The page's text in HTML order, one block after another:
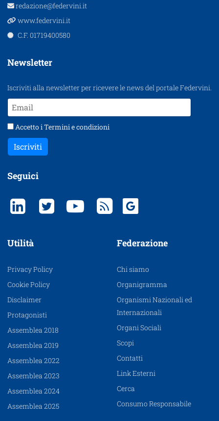
redazione@federvini.it
www.federvini.it
C.F. 01719400580
Newsletter
Iscriviti alla newsletter per ricevere le news del portale Federvini.
Accetto i Termini e condizioni
Iscriviti
Seguici
Utilità
Privacy Policy
Cookie Policy
Disclaimer
Protagonisti
Assemblea 2018
Assemblea 2019
Assemblea 2022
Assemblea 2023
Assemblea 2024
Assemblea 2025
Federazione
Chi siamo
Organigramma
Organismi Nazionali ed
Internazionali
Organi Sociali
Scopi
Contatti
Link Esterni
Cerca
Consumo Responsabile